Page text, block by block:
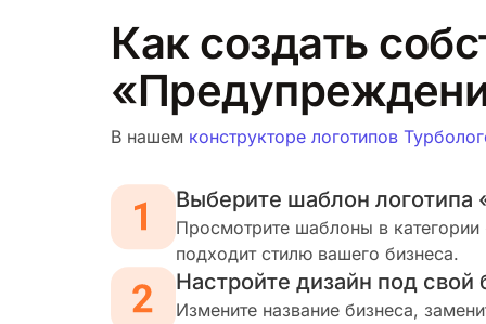
Как создать
В нашем конструкторе логотипов
Выберите шаблон
Просмотрите шаблоны в
подходит стилю вашего бизнеса.
Настройте дизайн под свой
Измените название бизнеса,